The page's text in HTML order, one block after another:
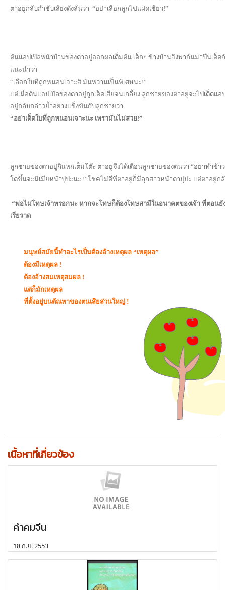
ตาอยู่กลับกำชับเสียงดังลั่นว่า “อย่าเลือกลูกไข่แฝดเชียว!”
ต้นแอปเปิลหน้าบ้านของตาอยู่ออกผลเต็มต้น เด็กๆ ข้างบ้านจึงพากันมาปีนเด็ด
แนะนำว่า
“เลือกใบที่ถูกหนอนเจาะสิ มันหวานเป็นพิเศษนะ!”
แต่เมื่อต้นแอปเปิลของตาอยู่ถูกเด็ดเสียจนเกลี้ยง ลูกชายของตาอยู่จะไปเด็ดแ
อยู่กลับกล่าวย้ำอย่างแข็งขันกับลูกชายว่า
“อย่าเด็ดใบที่ถูกหนอนเจาะนะ เพรามันไม่สวย!”
ลูกชายของตาอยู่กินหกเต็มโต๊ะ ตาอยู่จึงได้เตือนลูกชายของตนว่า “อย่าทำข้า
โตขึ้นจะมีเมียหน้าปุปะนะ !”โชคไม่ดีที่ตาอยู่ก็มีลุกสาวหน้าตาปุปะ แต่ตาอยู่ก
“พ่อไม่โทษเจ้าหรอกนะ หากจะโทษก็ต้องโทษสามีในอนาคตของเจ้า ที่ตอนยั
เรี่ยราด
มนุษย์สมัยนี้ทำอะไรเป็นต้องอ้างเหตุผล “เหตุผล”
ต้องมีเหตุผล !
ต้องอ้างสมเหตุสมผล !
แต่ก็มักเหตุผล
ที่ตั้งอยู่บนตัณหาของตนเสียส่วนใหญ่ !
เนื้อหาที่เกี่ยวข้อง
คำคมจีน
18 ก.ย. 2553